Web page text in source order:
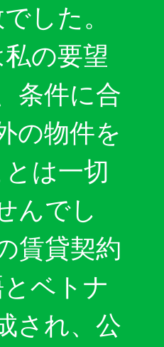
した。
の要望
条件に合
の物件を
は一切
んでし
賃貸契約
ベトナ
され、公